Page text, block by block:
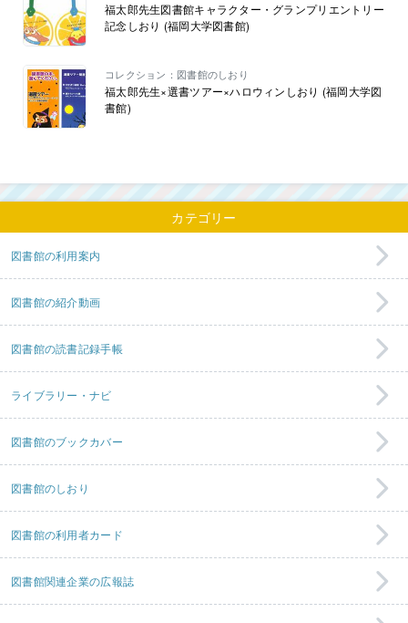
福太郎先生図書館キャラクター・グランプリエントリー
記念しおり (福岡大学図書館)
コレクション：図書館のしおり
福太郎先生×選書ツアー×ハロウィンしおり (福岡大学図
書館)
カテゴリー
図書館の利用案内
図書館の紹介動画
図書館の読書記録手帳
ライブラリー・ナビ
図書館のブックカバー
図書館のしおり
図書館の利用者カード
図書館関連企業の広報誌